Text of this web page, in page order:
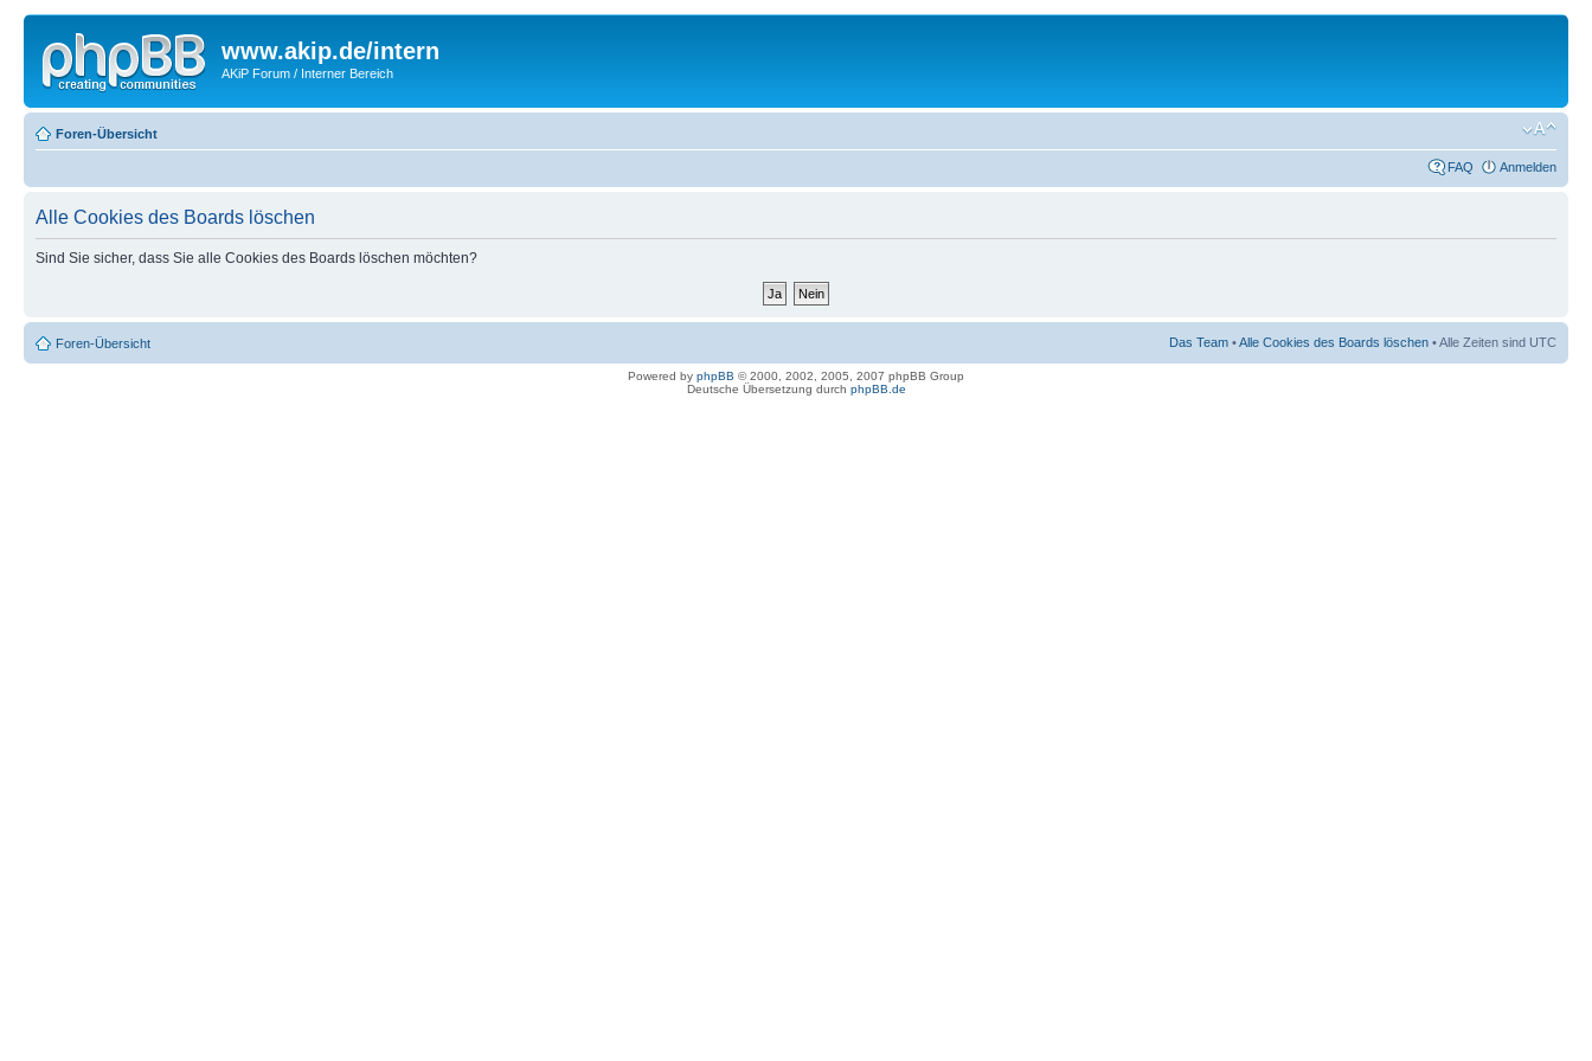
www.akip.de/intern
AKiP Forum / Interner Bereich
Foren-Übersicht
FAQ Anmelden
Alle Cookies des Boards löschen
Sind Sie sicher, dass Sie alle Cookies des Boards löschen möchten?
Foren-Übersicht Das Team •Alle Cookies des Boards löschen • Alle Zeiten sind UTC
Powered by phpBB © 2000, 2002, 2005, 2007 phpBB Group
Deutsche Übersetzung durch phpBB.de